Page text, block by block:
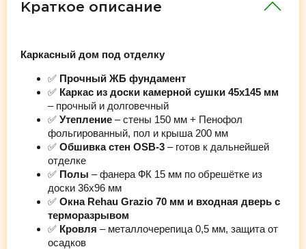
Краткое описание
Каркасный дом под отделку
✅ Прочный ЖБ фундамент
✅ Каркас из доски камерной сушки 45х145 мм
– прочный и долговечный
✅ Утепление – стены 150 мм + Пенофол
фольгированный, пол и крыша 200 мм
✅ Обшивка стен OSB-3 – готов к дальнейшей
отделке
✅ Полы – фанера ФК 15 мм по обрешётке из
доски 36х96 мм
✅ Окна Rehau Grazio 70 мм и входная дверь с
терморазрывом
✅ Кровля – металлочерепица 0,5 мм, защита от
осадков